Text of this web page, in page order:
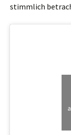
stimmlich